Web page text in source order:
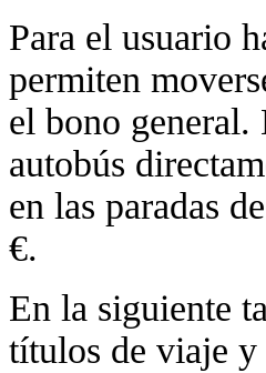
Para el usuario
permiten
el bono general.
autobús
en las paradas
€.
En la siguiente
títulos de viaje y